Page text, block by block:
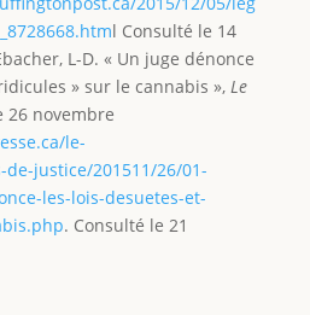
l Consulté le 14
L-D. « Un juge dénonce
» sur le cannabis », Le
26 novembre
le-
justice/201511/26/01-
les-lois-desuetes-et-
. Consulté le 21